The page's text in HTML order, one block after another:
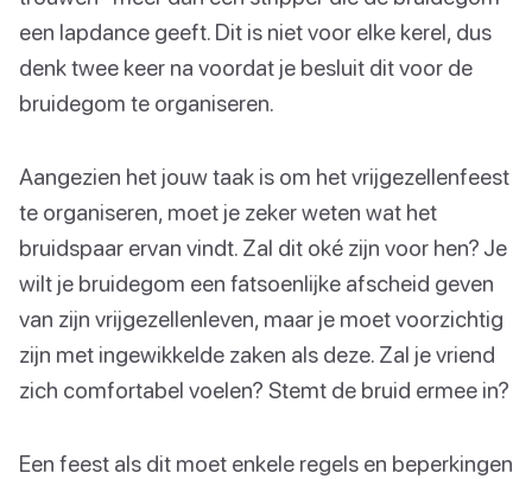
een lapdance geeft. Dit is niet voor elke kerel, dus
denk twee keer na voordat je besluit dit voor de
bruidegom te organiseren.
Aangezien het jouw taak is om het vrijgezellenfeest
te organiseren, moet je zeker weten wat het
bruidspaar ervan vindt. Zal dit oké zijn voor hen? Je
wilt je bruidegom een fatsoenlijke afscheid geven
van zijn vrijgezellenleven, maar je moet voorzichtig
zijn met ingewikkelde zaken als deze. Zal je vriend
zich comfortabel voelen? Stemt de bruid ermee in?
Een feest als dit moet enkele regels en beperkingen